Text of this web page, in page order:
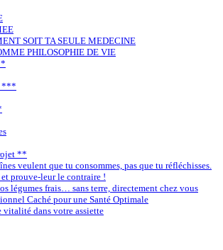
SOIT TA SEULE MEDECINE
PHILOSOPHIE DE VIE
***
**
veulent que tu consommes, pas que tu réfléchisses.
prouve-leur le contraire !
légumes frais… sans terre, directement chez vous
Caché pour une Santé Optimale
vitalité dans votre assiette